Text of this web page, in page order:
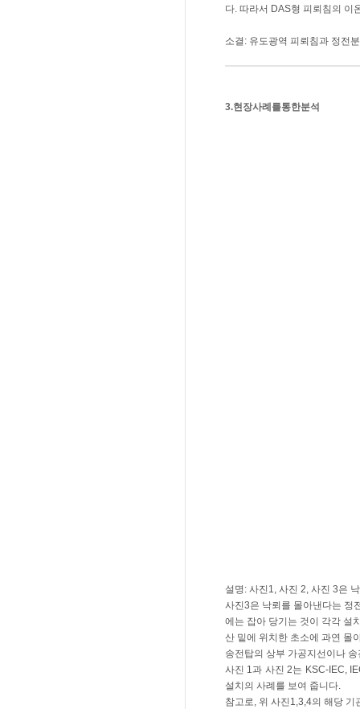
다. 따라서 DAS형 피뢰침의 이
소결: 유도광역 피뢰침과 정전
3.현장사례를통한분석
설명: 사진1, 사진 2, 사진 3은
사진3은 낙뢰를 몰아낸다는 정
에는 잡아 당기는 것이 각각 설
산 밑에 위치한 초소에 과연 몰
송전탑의 상부 가공지선이나
사진 1과 사진 2는 KSC-IEC,
설치의 사례를 보여 줍니다.
참고로, 위 사진1,3,4의 해당